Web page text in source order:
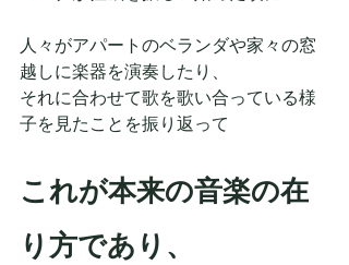
人々がアパートのベランダや家々の窓
越しに楽器を演奏したり、
それに合わせて歌を歌い合っている様
子を見たことを振り返って
これが本来の音楽の在
り方であり、